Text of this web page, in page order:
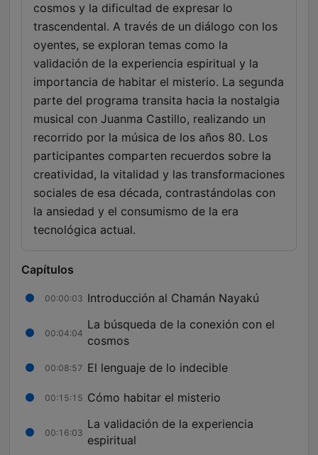
cosmos y la dificultad de expresar lo
trascendental. A través de un diálogo con los
oyentes, se exploran temas como la
validación de la experiencia espiritual y la
importancia de habitar el misterio. La segunda
parte del programa transita hacia la nostalgia
musical con Juanma Castillo, realizando un
recorrido por la música de los años 80. Los
participantes comparten recuerdos sobre la
creatividad, la vitalidad y las transformaciones
sociales de esa década, contrastándolas con
la ansiedad y el consumismo de la era
tecnológica actual.
Capítulos
00:00:03 Introducción al Chamán Nayakú
00:04:04
La búsqueda de la conexión con el
cosmos
00:08:57 El lenguaje de lo indecible
00:15:15 Cómo habitar el misterio
00:16:03
La validación de la experiencia
espiritual